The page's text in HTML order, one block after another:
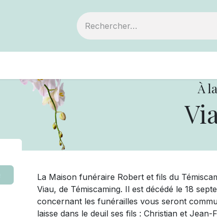
À
La Maison funéraire Robert et fils du
Viau, de Témiscaming. Il est décédé le 18
concernant les funérailles vous seront
laisse dans le deuil ses fils : Christian et